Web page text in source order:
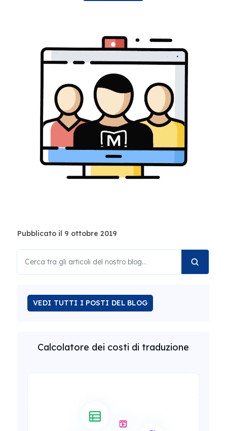
Pubblicato il 9 ottobre 2019
VEDI TUTTI I POSTI DEL BLOG
Calcolatore dei costi di traduzione